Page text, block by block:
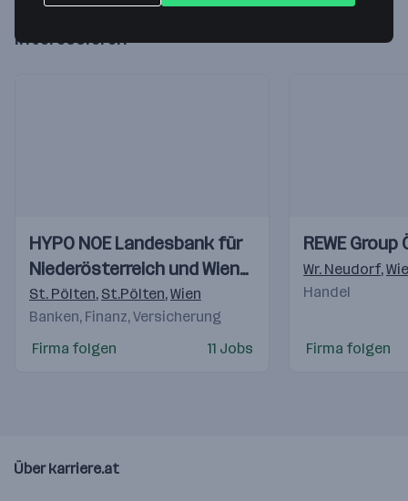
interessieren
Videos
Einblicke
Einblicke
HYPO NOE Landesbank für
Niederösterreich und Wien
AG
St. Pölten, St.Pölten,Wien
Banken, Finanz, Versicherung
Firma folgen
11 Jobs
Videos
Einblicke
Einblicke
REWE
Wr. Neudorf,
Handel
Firma folgen
Über karriere.at